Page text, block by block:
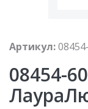
Артикул:
08454-